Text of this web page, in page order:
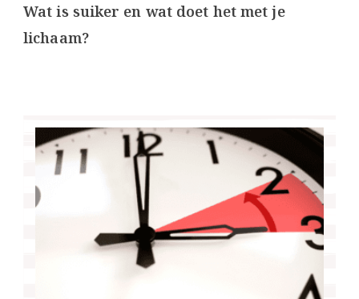
Wat is suiker en wat doet het met je
lichaam?